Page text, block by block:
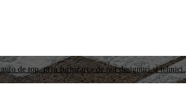
de top, prin furnizarea de noi designuri și tehnici.